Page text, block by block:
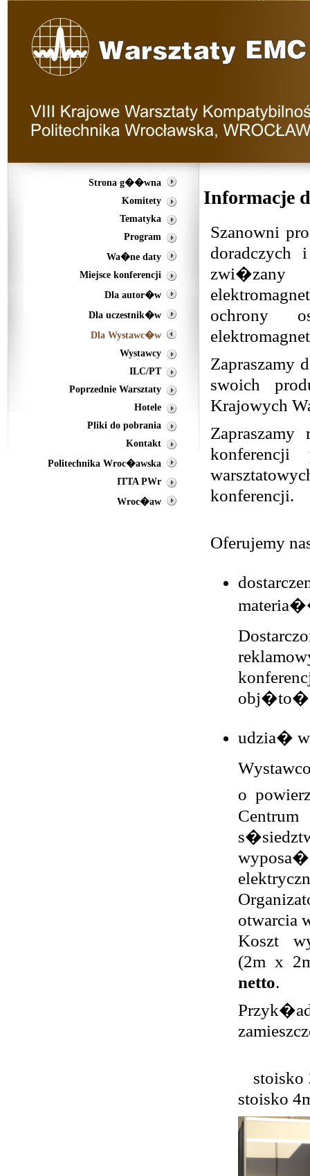
Strona g��wna
Komitety
Tematyka
Program
Wa�ne daty
Miejsce konferencji
Dla autor�w
Dla uczestnik�w
Dla Wystawc�w
Wystawcy
ILC/PT
Poprzednie Warsztaty
Hotele
Pliki do pobrania
Kontakt
Politechnika Wroc�awska
ITTA PWr
Wroc�aw
Informacje
Szanowni
doradczych
zwi�zany
ochrony
Zapraszamy
swoich
Krajowych
konferencji.
Oferujemy
udzia� w
o
otwarcia
Koszt
(2m x
netto.
stoisko